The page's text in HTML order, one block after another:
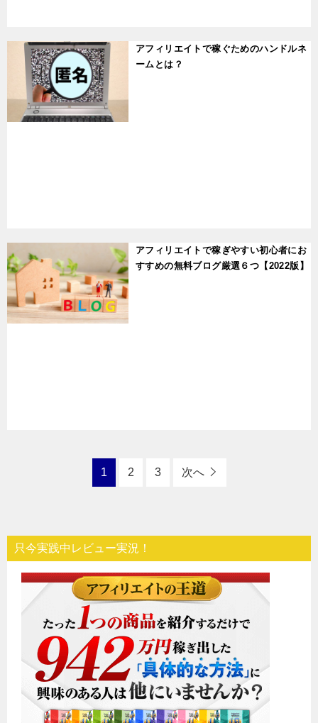
アフィリエイトで稼ぐためのハンドルネ
ームとは？
アフィリエイトで稼ぎやすい初心者にお
すすめの無料ブログ厳選６つ【2022版】
1 2 3 次へ
只今実践中レビュー実況！